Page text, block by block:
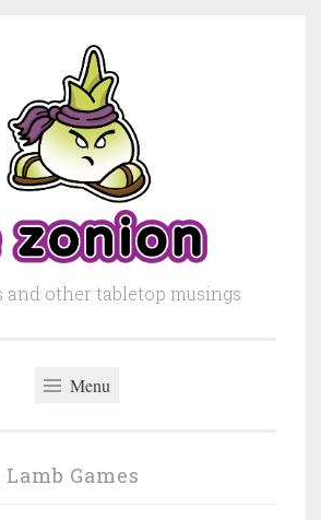
and other tabletop musings
Menu
Games